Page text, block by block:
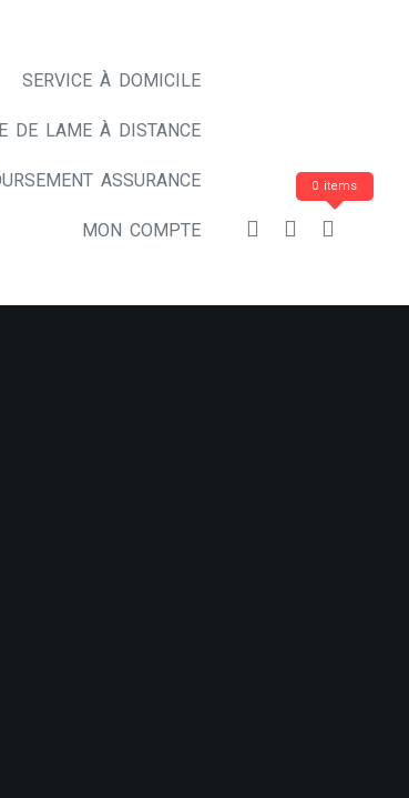
SERVICE À DOMICILE
DE LAME À DISTANCE
ASSURANCE
MON COMPTE
0 items